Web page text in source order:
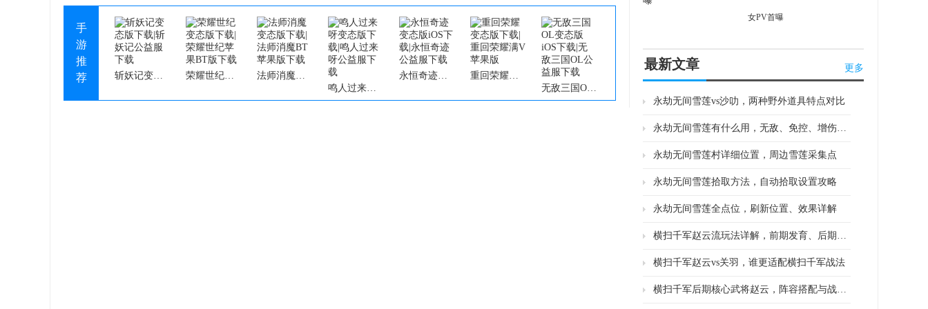
手
游
推
荐
斩妖记变态版下载|斩妖记公益服下载 荣耀世纪变态版下载|荣耀世纪苹果BT版下载
法师消魔变态版下载|法师消魔BT苹果版下载
鸣人过来呀变态版下载|鸣人过来呀公益服下载
永恒奇迹变态版iOS下载|永恒奇迹公益服下载
重回荣耀变态版下载|重回荣耀满V苹果版
无敌三国OL变态版iOS下载|无敌三国OL公益服下载
女PV首曝
最新文章 更多
永劫无间雪莲vs沙叻，两种野外道具特点对比
永劫无间雪莲有什么用，无敌、免控、增伤三大效果解析
永劫无间雪莲村详细位置，周边雪莲采集点
永劫无间雪莲拾取方法，自动拾取设置攻略
永劫无间雪莲全点位，刷新位置、效果详解
横扫千军赵云流玩法详解，前期发育、后期收割思路
横扫千军赵云vs关羽，谁更适配横扫千军战法
横扫千军后期核心武将赵云，阵容搭配与战力突破